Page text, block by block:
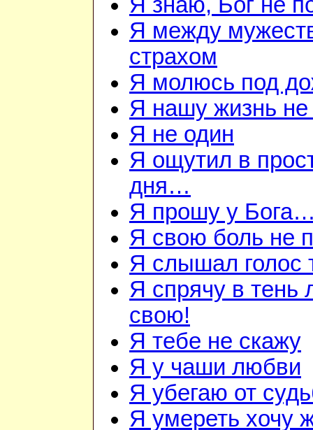
Я знаю, Бог не
Я между
страхом
Я молюсь под
Я нашу жизнь
Я не один
Я ощутил в
дня…
Я прошу у
Я свою боль не
Я слышал голос
Я спрячу в тень
свою!
Я тебе не скажу
Я у чаши любви
Я убегаю от
Я умереть хочу